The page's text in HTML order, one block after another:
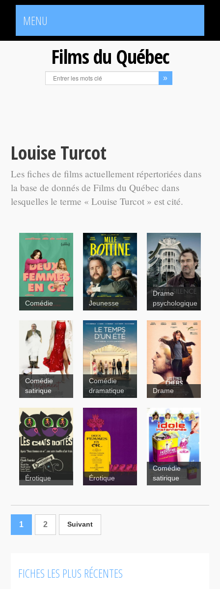
MENU
Films du Québec
Louise Turcot
Les fiches de films actuellement répertoriées dans
la base de donnés de Films du Québec dans
lesquelles le terme « Louise Turcot » est cité.
Comédie
Bach et
Bottine
Contes pour
tous
Jeunesse
Drame
psychologique
Comédie
satirique
Comédie
dramatique
Les
êtres chers
Drame
Les Chats
Érotique Érotique
Comédie
satirique
1 2 Suivant
FICHES LES PLUS RÉCENTES